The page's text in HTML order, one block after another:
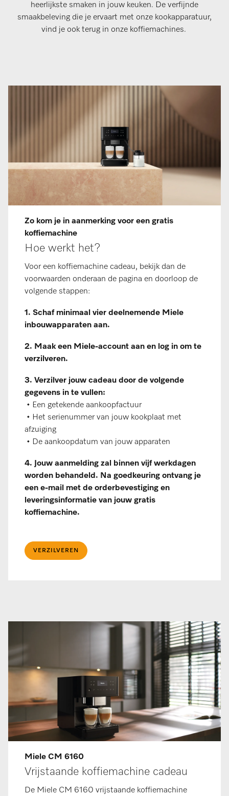
heerlijkste smaken in jouw keuken. De verfijnde
smaakbeleving die je ervaart met onze kookapparatuur,
vind je ook terug in onze koffiemachines.
Zo kom je in aanmerking voor een gratis
koffiemachine
Hoe werkt het?
Voor een koffiemachine cadeau, bekijk dan de
voorwaarden onderaan de pagina en doorloop de
volgende stappen:
1. Schaf minimaal vier deelnemende Miele
inbouwapparaten aan.
2. Maak een Miele-account aan en log in om te
verzilveren.
​3. Verzilver jouw cadeau door de volgende
gegevens in te vullen:
• Een getekende aankoopfactuur
• Het serienummer van jouw kookplaat met
afzuiging
• De aankoopdatum van jouw apparaten
4. Jouw aanmelding zal binnen vijf werkdagen
worden behandeld. Na goedkeuring ontvang je
een e-mail met de orderbevestiging en
leveringsinformatie van jouw gratis
koffiemachine.
VERZILVEREN
Miele CM 6160
Vrijstaande koffiemachine cadeau
De Miele CM 6160 vrijstaande koffiemachine